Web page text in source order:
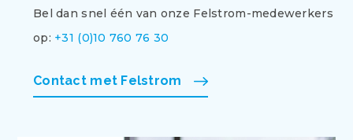
Bel dan snel één van onze Felstrom-medewerkers
op: +31 (0)10 760 76 30
Contact met Felstrom